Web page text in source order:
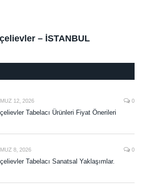
– İSTANBUL
12, 2026 0
Tabelacı Ürünleri Fiyat Önerileri
8, 2026 0
Tabelacı Sanatsal Yaklaşımlar.